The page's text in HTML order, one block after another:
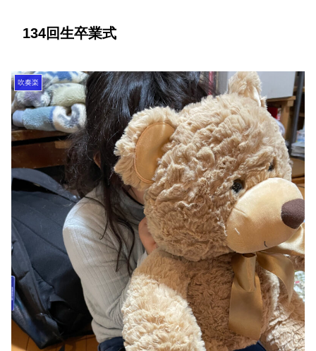
134回生卒業式
吹奏楽